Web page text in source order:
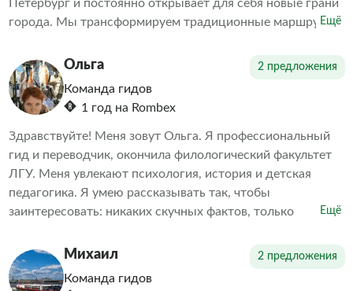
Петербург и постоянно открывает для себя новые грани
города. Мы трансформируем традиционные маршруты,
Наша цель — объединить игру и образование. За годы
работы мы убедились, что интерактивные туры с играми
и викторинами интересны не только детям, но и
взрослым.
Ещё
Ольга 2 предложения
Команда гидов
1 год на Rombex
Здравствуйте! Меня зовут Ольга. Я профессиональный
гид и переводчик, окончила филологический факультет
ЛГУ. Меня увлекают психология, история и детская
педагогика. Я умею рассказывать так, чтобы
заинтересовать: никаких скучных фактов, только
прошлого помогает лучше осознать настоящее.
Ещё
Михаил 2 предложения
Команда гидов